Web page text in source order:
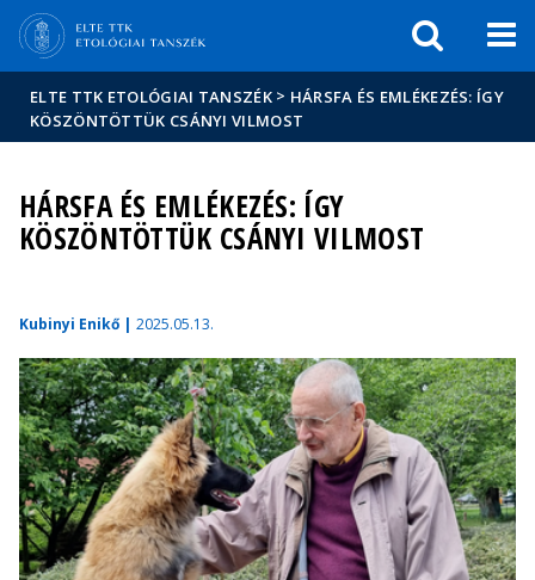
sajtóban
ELTE TTK ETOLÓGIAI TANSZÉK > HÁRSFA ÉS EMLÉKEZÉS: ÍGY
KÖSZÖNTÖTTÜK CSÁNYI VILMOST
HÁRSFA ÉS EMLÉKEZÉS: ÍGY
KÖSZÖNTÖTTÜK CSÁNYI VILMOST
Kubinyi Enikő | 2025.05.13.